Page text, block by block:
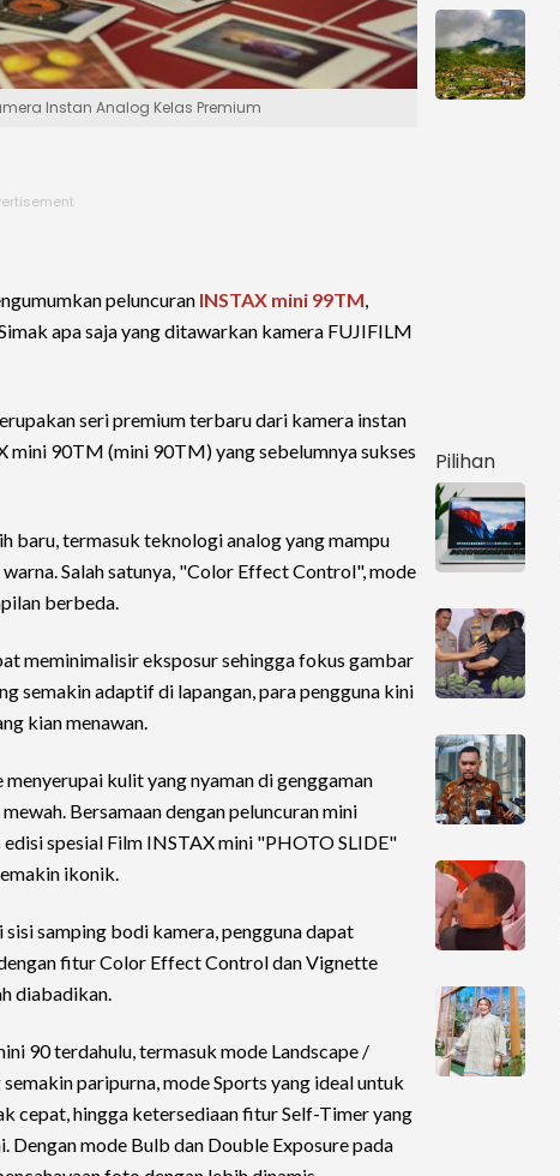
Instan Analog Kelas Premium
peluncuran INSTAX mini 99TM,
apa saja yang ditawarkan kamera FUJIFILM
seri premium terbaru dari kamera instan
mini 90TM (mini 90TM) yang sebelumnya sukses
baru, termasuk teknologi analog yang mampu
Salah satunya, "Color Effect Control", mode
berbeda.
meminimalisir eksposur sehingga fokus gambar
semakin adaptif di lapangan, para pengguna kini
kian menawan.
kulit yang nyaman di genggaman
Bersamaan dengan peluncuran mini
spesial Film INSTAX mini "PHOTO SLIDE"
ikonik.
samping bodi kamera, pengguna dapat
fitur Color Effect Control dan Vignette
diabadikan.
90 terdahulu, termasuk mode Landscape /
paripurna, mode Sports yang ideal untuk
cepat, hingga ketersediaan fitur Self-Timer yang
mode Bulb dan Double Exposure pada
Pilihan